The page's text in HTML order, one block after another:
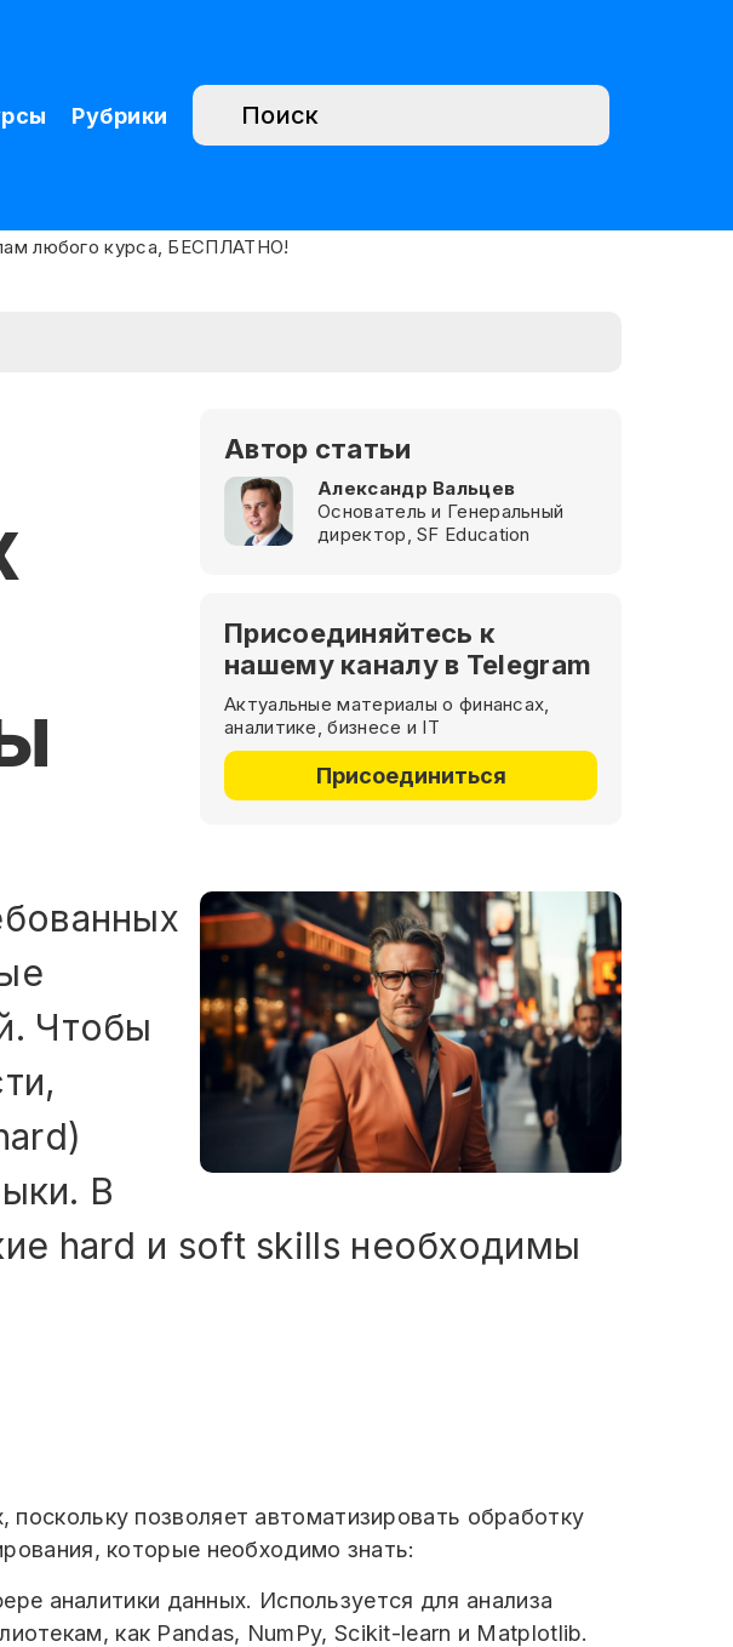
Рубрики
Автор статьи
Александр Вальцев
Основатель и Генеральный
директор, SF Education
Присоединяйтесь к
нашему каналу в Telegram
Актуальные материалы о финансах,
аналитике, бизнесе и IT
Присоединиться
Чтобы
В
hard и soft skills необходимы
позволяет автоматизировать обработку
которые необходимо знать:
аналитики данных. Используется для анализа
как Pandas, NumPy, Scikit-learn и Matplotlib.